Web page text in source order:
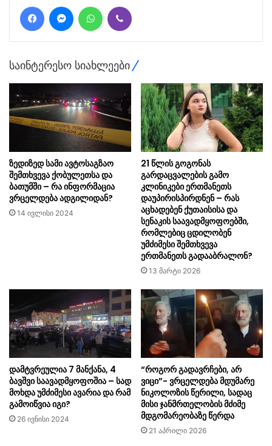
FacebookMessengerWhatsApp
საინტერესო სიახლეები
ზედიზედ სამი ავტოსაგზაო
შემთხვევა ქობულეთსა და
ბათუმში – რა ინფორმაცია
ვრცელდება ადგილიდან?
14 ივლისი 2024
21 წლის გო­გო­ნას
გარდაცვალების გამო
კლინიკები ერთმანეთს
დაუპირისპირდნენ – რას
აცხადებენ ქუთაისისა და
სენაკის საავადმყოფოებში,
რომლებიც ცდილობენ
უმძიმესი შემთხვევა
ერთმანეთს გადააბრალონ?
13 მარტი 2026
დამტვრეულია 7 მანქანა, 4
ბავშვი საავადმყოფოშია – სად
მოხდა უმძიმესი ავარია და რამ
გამოიწვია იგი?
26 ივნისი 2024
“როგორ გადავრჩები, არ
ვიცი”- ვრცელდება მდუმარე
ნიკოლოზის წერილი, სადაც
მისი ჯანმრთელობის მძიმე
მდგომარეობაზე წერდა
21 აპრილი 2026